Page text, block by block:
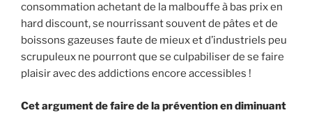
consommation achetant de la malbouffe à bas prix en
hard discount, se nourrissant souvent de pâtes et de
boissons gazeuses faute de mieux et d’industriels peu
scrupuleux ne pourront que se culpabiliser de se faire
plaisir avec des addictions encore accessibles !
Cet argument de faire de la prévention en diminuant